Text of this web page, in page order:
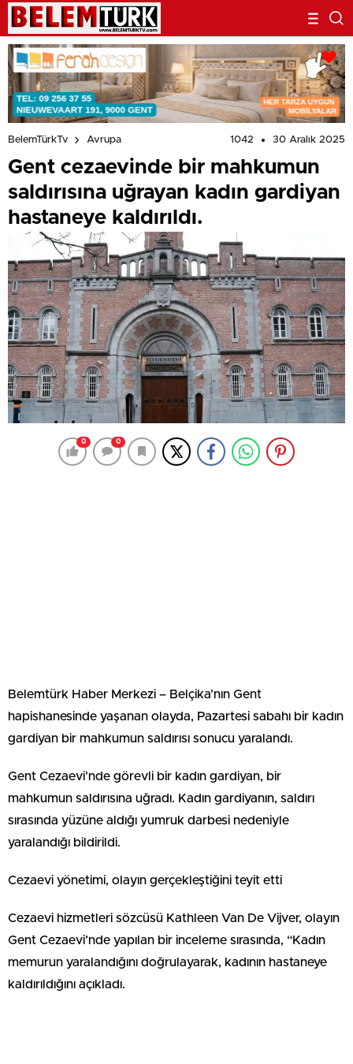
BelemTürkTv Avrupa 1042 30 Aralık 2025
Gent cezaevinde bir mahkumun
saldırısına uğrayan kadın gardiyan
hastaneye kaldırıldı.
0 0
Belemtürk Haber Merkezi – Belçika’nın Gent
hapishanesinde yaşanan olayda, Pazartesi sabahı bir kadın
gardiyan bir mahkumun saldırısı sonucu yaralandı.
Gent Cezaevi’nde görevli bir kadın gardiyan, bir
mahkumun saldırısına uğradı. Kadın gardiyanın, saldırı
sırasında yüzüne aldığı yumruk darbesi nedeniyle
yaralandığı bildirildi.
Cezaevi yönetimi, olayın gerçekleştiğini teyit etti
Cezaevi hizmetleri sözcüsü Kathleen Van De Vijver, olayın
Gent Cezaevi’nde yapılan bir inceleme sırasında, “Kadın
memurun yaralandığını doğrulayarak, kadının hastaneye
kaldırıldığını açıkladı.